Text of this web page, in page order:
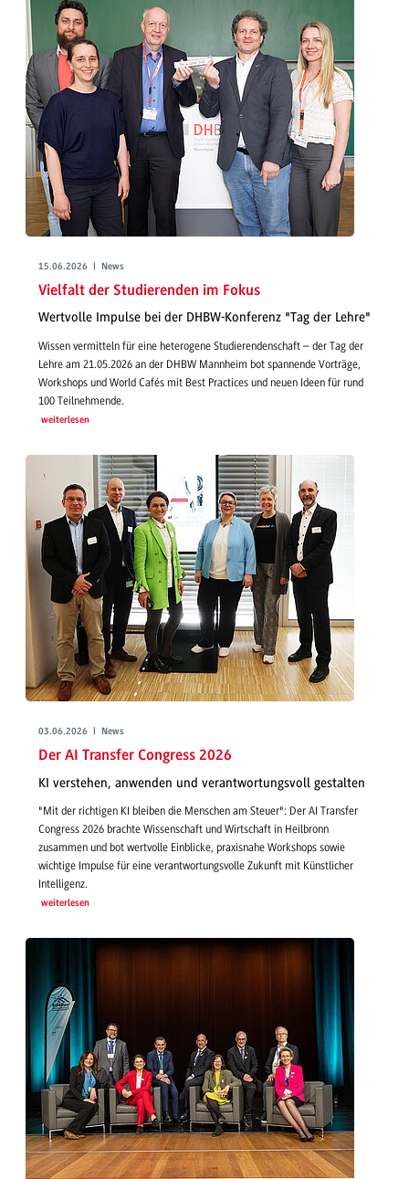
15.06.2026 | News
Vielfalt der Studierenden im Fokus
Wertvolle Impulse bei der DHBW-Konferenz "Tag der Lehre"
Wissen vermitteln für eine heterogene Studierendenschaft – der Tag der
Lehre am 21.05.2026 an der DHBW Mannheim bot spannende Vorträge,
Workshops und World Cafés mit Best Practices und neuen Ideen für rund
100 Teilnehmende.
weiterlesen
03.06.2026 | News
Der AI Transfer Congress 2026
KI verstehen, anwenden und verantwortungsvoll gestalten
"Mit der richtigen KI bleiben die Menschen am Steuer": Der AI Transfer
Congress 2026 brachte Wissenschaft und Wirtschaft in Heilbronn
zusammen und bot wertvolle Einblicke, praxisnahe Workshops sowie
wichtige Impulse für eine verantwortungsvolle Zukunft mit Künstlicher
Intelligenz.
weiterlesen